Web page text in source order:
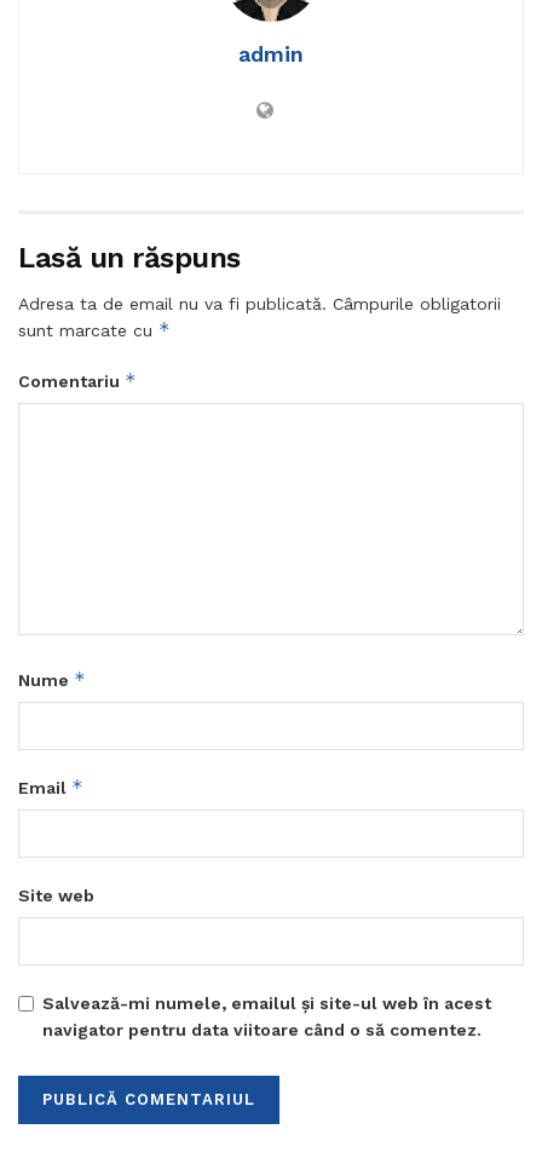
admin
Lasă un răspuns
Adresa ta de email nu va fi publicată. Câmpurile obligatorii
sunt marcate cu *
Comentariu *
Nume *
Email *
Site web
Salvează-mi numele, emailul și site-ul web în acest
navigator pentru data viitoare când o să comentez.